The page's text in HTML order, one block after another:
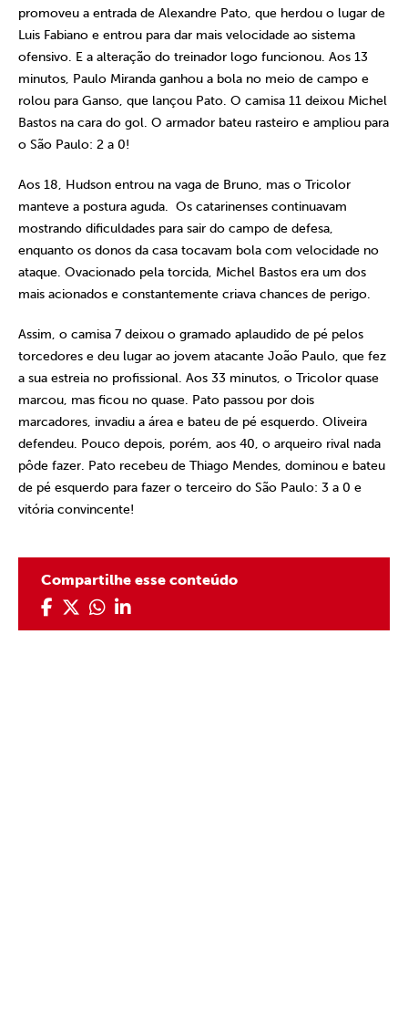
promoveu a entrada de Alexandre Pato, que herdou o lugar de
Luis Fabiano e entrou para dar mais velocidade ao sistema
ofensivo. E a alteração do treinador logo funcionou. Aos 13
minutos, Paulo Miranda ganhou a bola no meio de campo e
rolou para Ganso, que lançou Pato. O camisa 11 deixou Michel
Bastos na cara do gol. O armador bateu rasteiro e ampliou para
o São Paulo: 2 a 0!
Aos 18, Hudson entrou na vaga de Bruno, mas o Tricolor
manteve a postura aguda. Os catarinenses continuavam
mostrando dificuldades para sair do campo de defesa,
enquanto os donos da casa tocavam bola com velocidade no
ataque. Ovacionado pela torcida, Michel Bastos era um dos
mais acionados e constantemente criava chances de perigo.
Assim, o camisa 7 deixou o gramado aplaudido de pé pelos
torcedores e deu lugar ao jovem atacante João Paulo, que fez
a sua estreia no profissional. Aos 33 minutos, o Tricolor quase
marcou, mas ficou no quase. Pato passou por dois
marcadores, invadiu a área e bateu de pé esquerdo. Oliveira
defendeu. Pouco depois, porém, aos 40, o arqueiro rival nada
pôde fazer. Pato recebeu de Thiago Mendes, dominou e bateu
de pé esquerdo para fazer o terceiro do São Paulo: 3 a 0 e
vitória convincente!
Compartilhe esse conteúdo